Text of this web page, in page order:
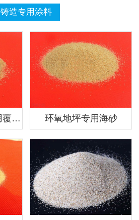
铸造专用涂料
高强度砂浆喷涂专用覆膜砂 环氧地坪专用海砂